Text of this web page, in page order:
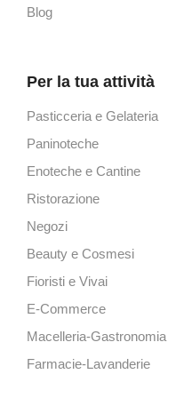
Blog
Per la tua attività
Pasticceria e Gelateria
Paninoteche
Enoteche e Cantine
Ristorazione
Negozi
Beauty e Cosmesi
Fioristi e Vivai
E-Commerce
Macelleria-Gastronomia
Farmacie-Lavanderie